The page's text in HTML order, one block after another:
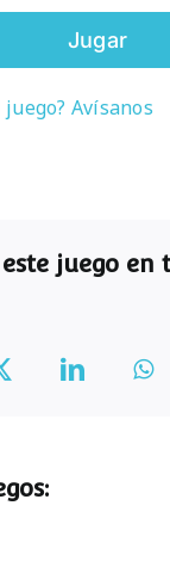
Jugar
Avísanos
juego en